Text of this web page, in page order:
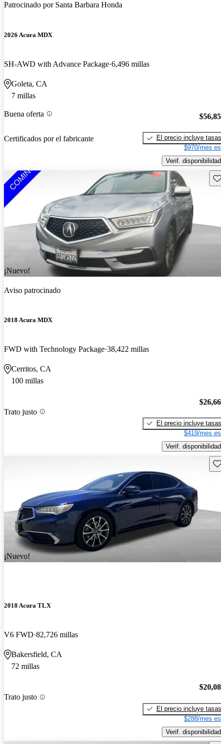
Patrocinado por Santa Barbara Honda
2026 Acura MDX
SH-AWD with Advance Package 6,496 millas
Goleta, CA
7 millas
Buena oferta
Certificados por el fabricante
El precio incluye tasas
$970/mes
Verif. disponibilidad
¡Nuevo!
Aviso patrocinado
2018 Acura MDX
FWD with Technology Package 38,422 millas
Cerritos, CA
100 millas
Trato justo
El precio incluye tasas
$419/mes
Verif. disponibilidad
¡Nuevo!
2018 Acura TLX
V6 FWD 82,726 millas
Bakersfield, CA
72 millas
Trato justo
El precio incluye tasas
$288/mes
Verif. disponibilidad